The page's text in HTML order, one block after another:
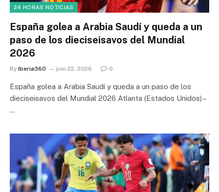
24 HORAS NOTICIAS
España golea a Arabia Saudí y queda a un
paso de los dieciseisavos del Mundial
2026
By Iberia360 juin 22, 2026 0
España golea a Arabia Saudí y queda a un paso de los
dieciseisavos del Mundial 2026 Atlanta (Estados Unidos) –
…